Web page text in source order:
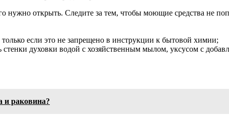
нужно открыть. Следите за тем, чтобы моющие средства не
если это не запрещено в инструкции к бытовой химии;
духовки водой с хозяйственным мылом, уксусом с
и раковина?